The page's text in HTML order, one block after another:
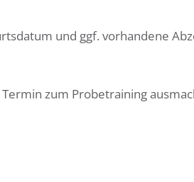
und ggf. vorhandene
zum Probetraining